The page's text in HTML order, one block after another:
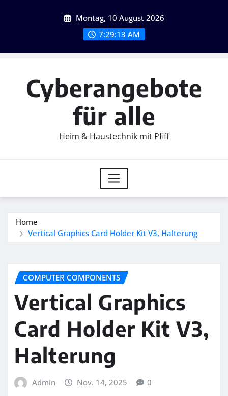
Montag, 10 August 2026
7:29:14 AM
Cyberangebote
für alle
Heim & Haustechnik mit Pfiff
Home
Vertical Graphics Card Holder Kit V3, Halterung
COMPUTER COMPONENTS
Vertical Graphics
Card Holder Kit V3,
Halterung
Admin Nov. 14, 2025 0